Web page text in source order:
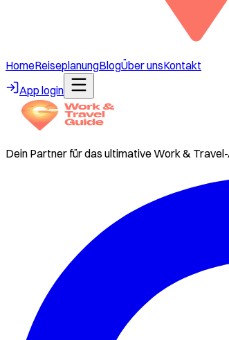
HomeReiseplanungBlogÜber unsKontakt
App login
Dein Partner für das ultimative Work &